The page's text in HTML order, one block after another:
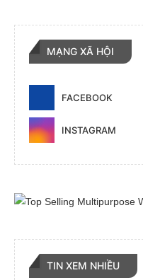
MẠNG XÃ HỘI
FACEBOOK
INSTAGRAM
TIN XEM NHIỀU